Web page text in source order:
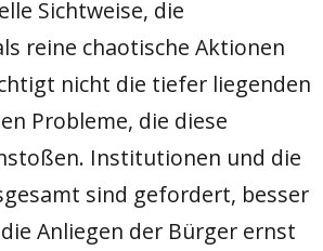
Sichtweise, die
reine chaotische Aktionen
nicht die tiefer liegenden
Probleme, die diese
Institutionen und die
sind gefordert, besser
Anliegen der Bürger ernst